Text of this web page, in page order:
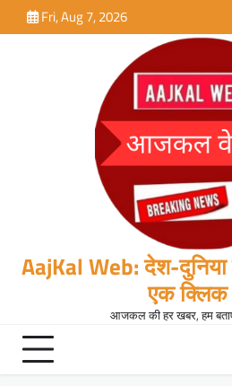
to
Fri, Aug 7, 2026
AajKal Web: देश-
एक क्लिक
आजकल की हर खबर, हम